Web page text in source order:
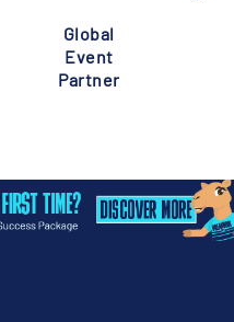
Global
Event
Partner